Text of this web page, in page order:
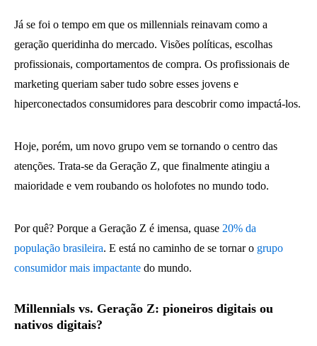
Já se foi o tempo em que os millennials reinavam como a
geração queridinha do mercado. Visões políticas, escolhas
profissionais, comportamentos de compra. Os profissionais de
marketing queriam saber tudo sobre esses jovens e
hiperconectados consumidores para descobrir como impactá-los.
Hoje, porém, um novo grupo vem se tornando o centro das
atenções. Trata-se da Geração Z, que finalmente atingiu a
maioridade e vem roubando os holofotes no mundo todo.
Por quê? Porque a Geração Z é imensa, quase 20% da
população brasileira. E está no caminho de se tornar o grupo
consumidor mais impactante do mundo.
Millennials vs. Geração Z: pioneiros digitais ou
nativos digitais?